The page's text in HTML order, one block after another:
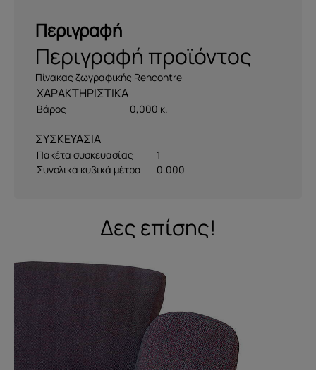
Περιγραφή
Περιγραφή προϊόντος
Πίνακας ζωγραφικής Rencontre
Βάρος 0,000 κ.
ΣΥΣΚΕΥΑΣΙΑ
Πακέτα συσκευασίας
1
Συνολικά κυβικά μέτρα
0.000
Δες επίσης!